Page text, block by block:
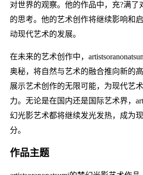
对世界的观察。他的作品中，充?满了
的思考。他的艺术创作将继续影响和
动现代艺术的发展。
在未来的艺术创作中，
奥秘，将自然与艺术的融合推向新的
展示艺术创作的无限可能，为现代艺
力。无论是在国内还是国际艺术界，
幻光影艺术都将继续发光发热，成为
分。
作品主题